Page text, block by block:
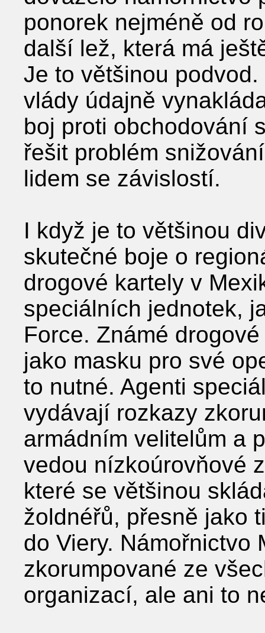
ponorek nejméně od
další lež, která má
Je to většinou
vlády údajně
boj proti obchodování
řešit problém
lidem se závislostí.
I když je to většinou
skutečné boje o
drogové kartely v
speciálních jednotek,
Force. Známé
jako masku pro své
to nutné. Agenti
vydávají rozkazy
armádním velitelům a
vedou nízkoúrovňové
které se většinou
žoldnéřů, přesně jako
do Viery. Námořnictvo
zkorumpované ze
organizací, ale ani to